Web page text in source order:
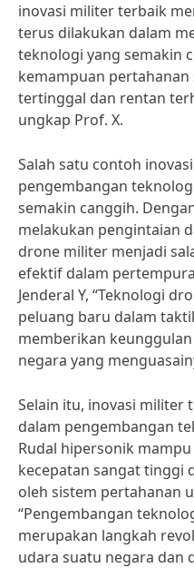
inovasi militer terbaik
terus dilakukan dalam
teknologi yang semakin
kemampuan
tertinggal dan rentan
ungkap Prof. X.
Salah satu contoh
pengembangan
semakin canggih.
melakukan pengintaian
drone militer menjadi
efektif dalam
Jenderal Y, “Teknologi
peluang baru dalam
memberikan
negara yang
Selain itu, inovasi militer
dalam pengembangan
Rudal hipersonik
kecepatan sangat tinggi
oleh sistem pertahanan
“Pengembangan
merupakan langkah
udara suatu negara dan